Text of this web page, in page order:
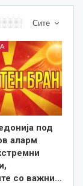
Сите
под
аларм
со важни…